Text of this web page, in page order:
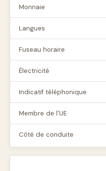
Monnaie
Langues
Fuseau horaire
Électricité
Indicatif téléphonique
Membre de l'UE
Côté de conduite